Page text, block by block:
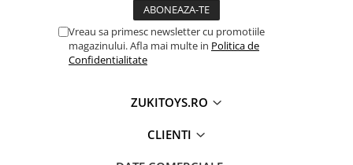
Vreau sa primesc newsletter cu promotiile
magazinului. Afla mai multe in Politica de
Confidentialitate
ZUKITOYS.RO
CLIENTI